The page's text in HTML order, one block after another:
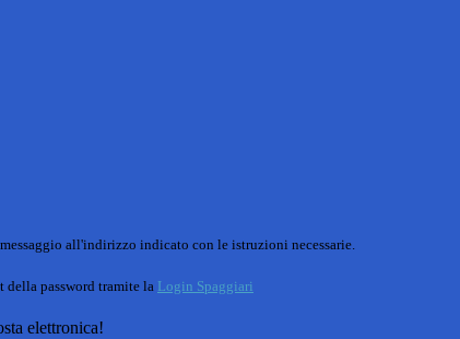
all'indirizzo indicato con le istruzioni necessarie.
della password tramite la Login Spaggiari
elettronica!